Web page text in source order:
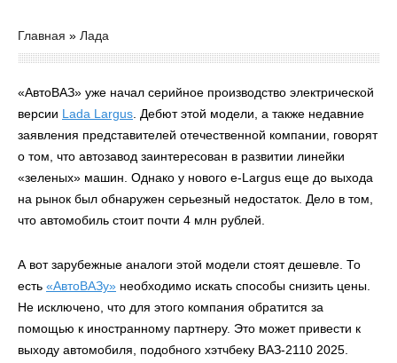
Главная » Лада
«АвтоВАЗ» уже начал серийное производство электрической
версии Lada Largus . Дебют этой модели, а также недавние
заявления представителей отечественной компании, говорят
о том, что автозавод заинтересован в развитии линейки
«зеленых» машин. Однако у нового e-Largus еще до выхода
на рынок был обнаружен серьезный недостаток. Дело в том,
что автомобиль стоит почти 4 млн рублей.
А вот зарубежные аналоги этой модели стоят дешевле. То
есть «АвтоВАЗу» необходимо искать способы снизить цены.
Не исключено, что для этого компания обратится за
помощью к иностранному партнеру. Это может привести к
выходу автомобиля, подобного хэтчбеку ВАЗ-2110 2025.